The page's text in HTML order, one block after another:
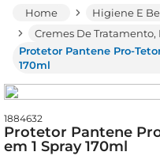
Higiene E
Cremes De Tratamento,
Protetor Pantene Pro-
170ml
1884632
Protetor Pantene
em 1 Spray 170ml
leite
biscoito